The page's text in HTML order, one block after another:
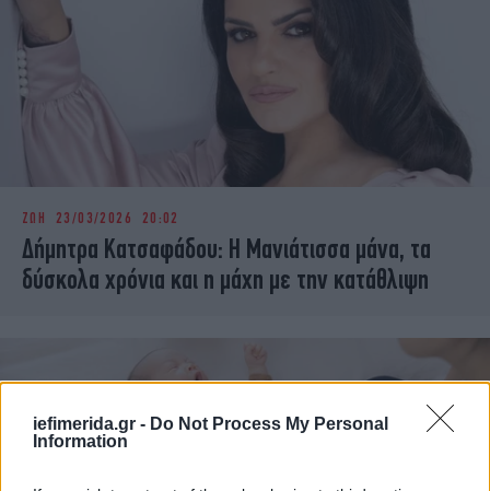
iefimerida.gr - Do Not Process My Personal
Information
ΖΩΗ 23/03/2026 20:02
Δήμητρα Κατσαφάδου: Η Μανιάτισσα μάνα, τα
δύσκολα χρόνια και η μάχη με την κατάθλιψη